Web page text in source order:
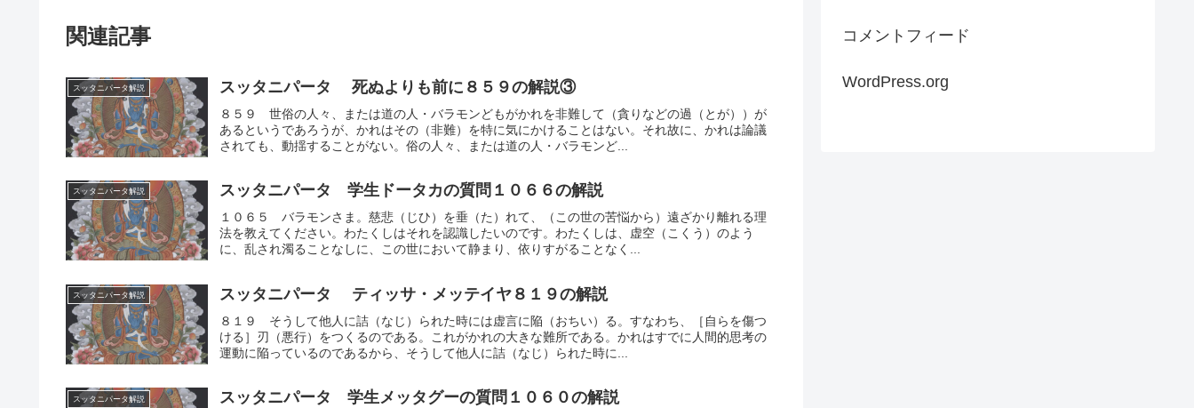
関連記事
スッタニパータ解説 スッタニパータ 死ぬよりも前に８５９の解説③
８５９ 世俗の人々、または道の人・バラモンどもがかれを非難して（貪りなどの過（とが））が
あるというであろうが、かれはその（非難）を特に気にかけることはない。それ故に、かれは論議
されても、動揺することがない。俗の人々、または道の人・バラモンど...
スッタニパータ解説 スッタニパータ 学生ドータカの質問１０６６の解説
１０６５ バラモンさま。慈悲（じひ）を垂（た）れて、（この世の苦悩から）遠ざかり離れる理
法を教えてください。わたくしはそれを認識したいのです。わたくしは、虚空（こくう）のよう
に、乱され濁ることなしに、この世において静まり、依りすがることなく...
スッタニパータ解説 スッタニパータ ティッサ・メッテイヤ８１９の解説
８１９ そうして他人に詰（なじ）られた時には虚言に陥（おちい）る。すなわち、［自らを傷つ
ける］刃（悪行）をつくるのである。これがかれの大きな難所である。かれはすでに人間的思考の
運動に陥っているのであるから、そうして他人に詰（なじ）られた時に...
スッタニパータ解説 スッタニパータ 学生メッタグーの質問１０６０の解説
コメントフィード
WordPress.org